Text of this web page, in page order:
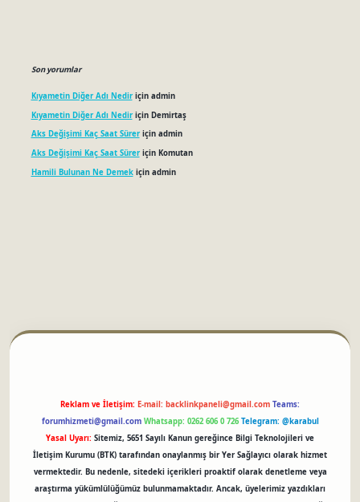
Son yorumlar
Kıyametin Diğer Adı Nediriçin admin
Kıyametin Diğer Adı Nediriçin Demirtaş
Aks Değişimi Kaç Saat Süreriçin admin
Aks Değişimi Kaç Saat Süreriçin Komutan
Hamili Bulunan Ne Demekiçin admin
Reklam ve İletişim: E-mail: backlinkpaneli@gmail.com Teams:
forumhizmeti@gmail.com Whatsapp: 0262 606 0 726 Telegram: @karabul
Yasal Uyarı: Sitemiz, 5651 Sayılı Kanun gereğince Bilgi Teknolojileri ve
İletişim Kurumu (BTK) tarafından onaylanmış bir Yer Sağlayıcı olarak hizmet
vermektedir. Bu nedenle, sitedeki içerikleri proaktif olarak denetleme veya
araştırma yükümlülüğümüz bulunmamaktadır. Ancak, üyelerimiz yazdıkları